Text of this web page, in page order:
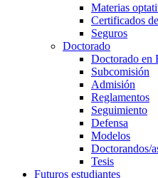
Materias
Certificados
Seguros
Doctorado
Doctorado en
Subcomisión
Admisión
Reglamentos
Seguimiento
Defensa
Modelos
Doctorandos/
Tesis
Futuros estudiantes